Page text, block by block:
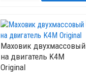
Маховик двухмассовый
на двигатель K4M
Original